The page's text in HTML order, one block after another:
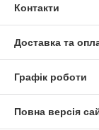
Контакти
Доставка та
Графік роботи
Повна версія